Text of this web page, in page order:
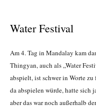
Water Festival
Am 4. Tag in Mandalay kam
Thingyan, auch als „Water
abspielt, ist schwer in Worte zu
da abspielen würde, hatte sich
aber das war noch außerhalb